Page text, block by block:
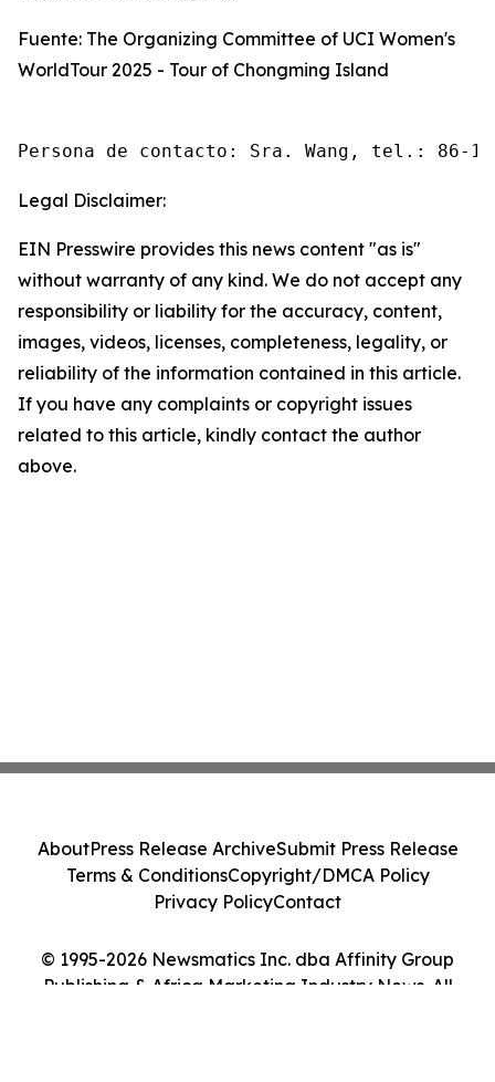
Fuente: The Organizing Committee of UCI Women's
WorldTour 2025 - Tour of Chongming Island
Persona de contacto: Sra. Wang, tel.: 86-10-
Legal Disclaimer:
EIN Presswire provides this news content "as is"
without warranty of any kind. We do not accept any
responsibility or liability for the accuracy, content,
images, videos, licenses, completeness, legality, or
reliability of the information contained in this article.
If you have any complaints or copyright issues
related to this article, kindly contact the author
above.
© 1995-2026 Newsmatics Inc. dba Affinity Group
Publishing & Africa Marketing Industry News. All
AboutPress Release ArchiveSubmit Press Release
Terms & ConditionsCopyright/DMCA Policy
Privacy PolicyContact